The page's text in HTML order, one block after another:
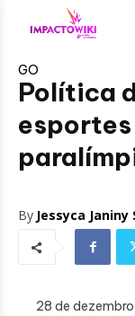
GO
Política
By Jessyca Janiny
28 de